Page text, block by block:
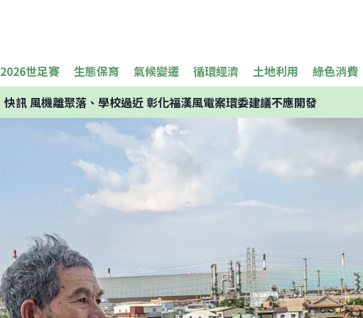
2026世足賽 生態保育 氣候變遷 循環經濟 土地利用 綠色消費
快訊風機離聚落、學校過近 彰化福漢風電案環委建議不應開發